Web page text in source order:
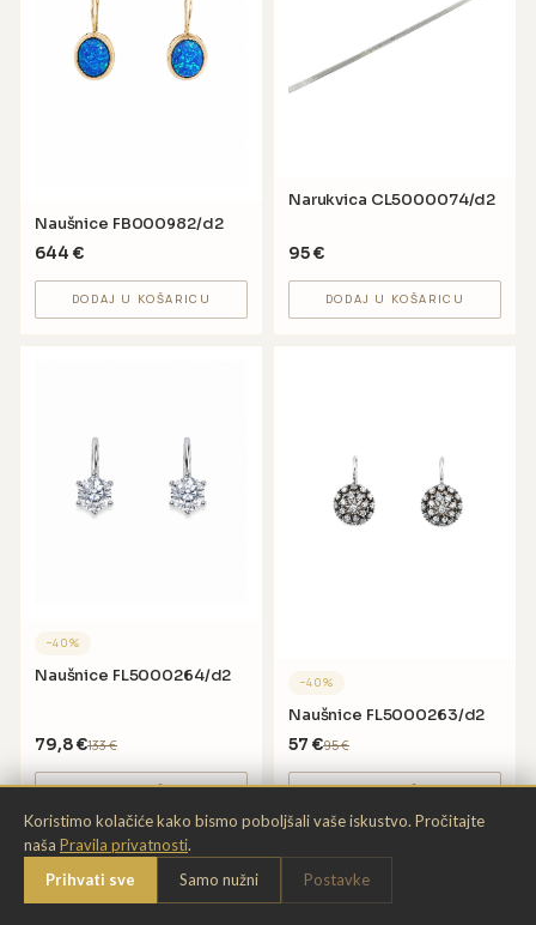
Naušnice FB000982/d2
644 €
DODAJ U KOŠARICU
Narukvica CL5000074/d2
95€
DODAJ U KOŠARICU
−40%
Naušnice FL5000264/d2
79,8€133€
DODAJ U KOŠARICU
−40%
Naušnice FL5000263/d2
57 €95€
DODAJ U KOŠARICU
Koristimo kolačiće kako bismo poboljšali vaše iskustvo. Pročitajte
naša Pravila privatnosti.
Prihvati sve
Samo nužni Postavke